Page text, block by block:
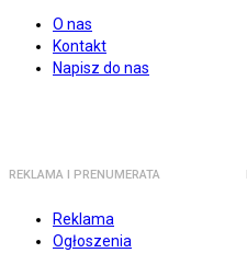
O nas
Kontakt
Napisz do nas
REKLAMA I PRENUMERATA
Reklama
Ogłoszenia